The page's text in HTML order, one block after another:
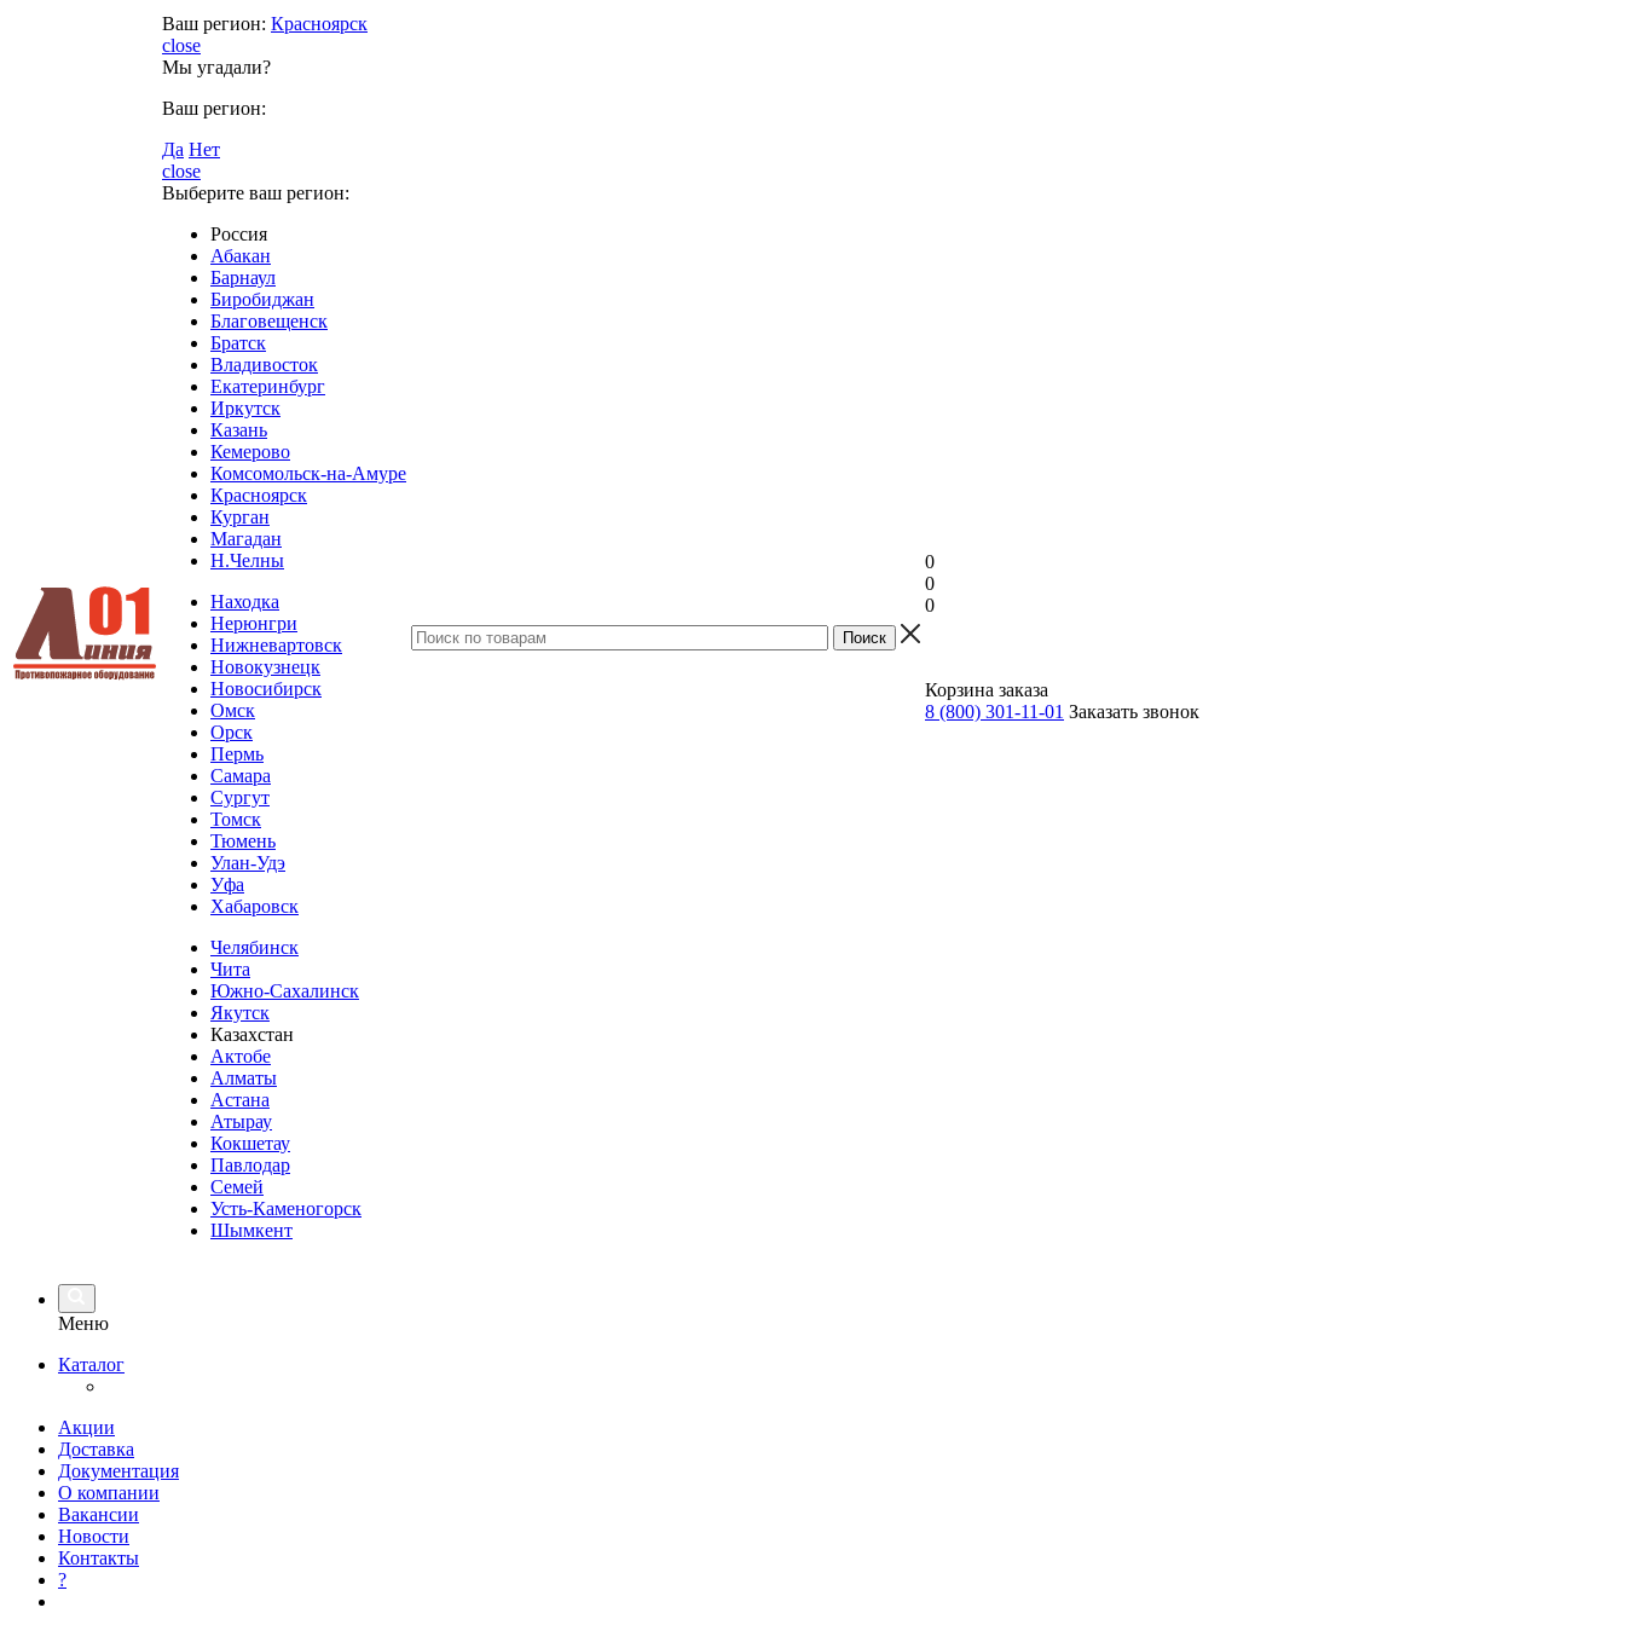
Ваш регион: Красноярск
close
Мы угадали?
Ваш регион:
Да Нет
close
Выберите ваш регион:
Россия
Абакан
Барнаул
Биробиджан
Благовещенск
Братск
Владивосток
Екатеринбург
Иркутск
Казань
Кемерово
Комсомольск-на-Амуре
Красноярск
Курган
Магадан
Н.Челны
Находка
Нерюнгри
Нижневартовск
Новокузнецк
Новосибирск
Омск
Орск
Пермь
Самара
Сургут
Томск
Тюмень
Улан-Удэ
Уфа
Хабаровск
Челябинск
Чита
Южно-Сахалинск
Якутск
Казахстан
Актобе
Алматы
Астана
Атырау
Кокшетау
Павлодар
Семей
Усть-Каменогорск
Шымкент
0
0
0
Корзина заказа
8 (800) 301-11-01 Заказать звонок
Меню
Каталог
Акции
Доставка
Документация
О компании
Вакансии
Новости
Контакты
?